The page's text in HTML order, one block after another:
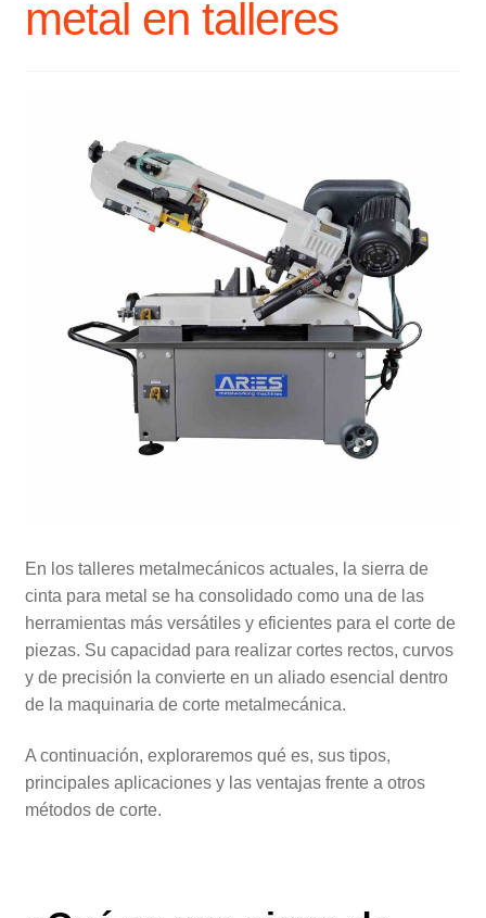
metal en talleres
En los talleres metalmecánicos actuales, la sierra de
cinta para metal se ha consolidado como una de las
herramientas más versátiles y eficientes para el corte de
piezas. Su capacidad para realizar cortes rectos, curvos
y de precisión la convierte en un aliado esencial dentro
de la maquinaria de corte metalmecánica.
A continuación, exploraremos qué es, sus tipos,
principales aplicaciones y las ventajas frente a otros
métodos de corte.